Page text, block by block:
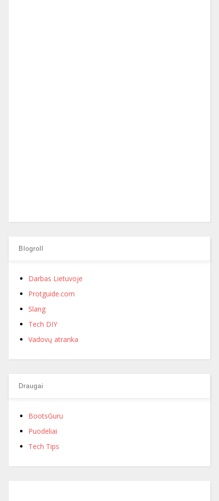
Blogroll
Darbas Lietuvoje
Protguide.com
Slang
Tech DIY
Vadovų atranka
Draugai
BootsGuru
Puodeliai
Tech Tips